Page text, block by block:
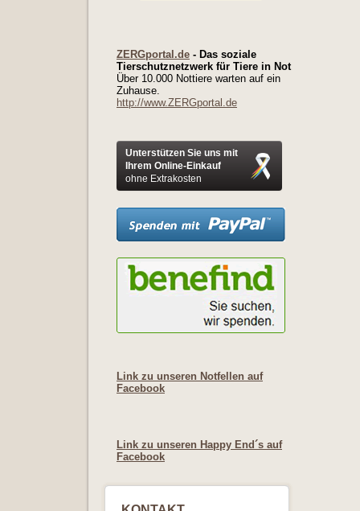
ZERGportal.de - Das soziale
Tierschutznetzwerk für Tiere in Not
Über 10.000 Nottiere warten auf ein
Zuhause.
http://www.ZERGportal.de
Unterstützen Sie uns mit
Ihrem Online-Einkauf
ohne Extrakosten
Link zu unseren Notfellen auf
Facebook
Link zu unseren Happy End´s auf
Facebook